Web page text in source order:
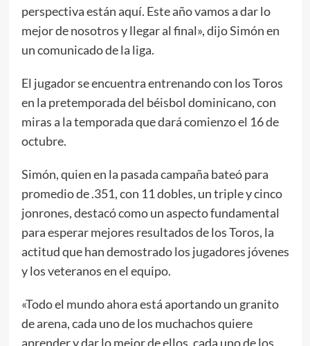
perspectiva están aquí. Este año vamos a dar lo
mejor de nosotros y llegar al final», dijo Simón en
un comunicado de la liga.
El jugador se encuentra entrenando con los Toros
en la pretemporada del béisbol dominicano, con
miras a la temporada que dará comienzo el 16 de
octubre.
Simón, quien en la pasada campaña bateó para
promedio de .351, con 11 dobles, un triple y cinco
jonrones, destacó como un aspecto fundamental
para esperar mejores resultados de los Toros, la
actitud que han demostrado los jugadores jóvenes
y los veteranos en el equipo.
«Todo el mundo ahora está aportando un granito
de arena, cada uno de los muchachos quiere
aprender y dar lo mejor de ellos, cada uno de los